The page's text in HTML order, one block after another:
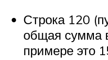
Строка 120
общая сумма
примере это